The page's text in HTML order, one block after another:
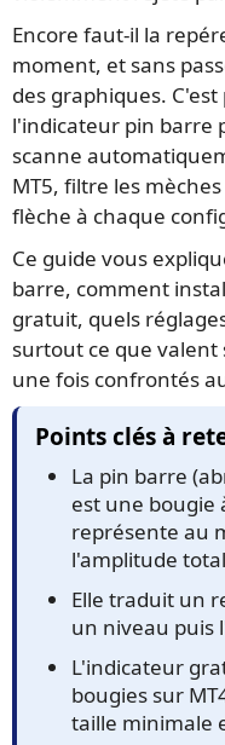
Encore faut-il la
moment, et sans
des graphiques.
l'indicateur pin barre
scanne
MT5, filtre les
flèche à chaque
Ce guide vous
barre, comment
gratuit, quels
surtout ce que
une fois confrontés
Points clés à
La pin barre
est une bougie
représente au
l'amplitude
Elle traduit un
un niveau puis
L'indicateur
bougies sur
taille minimale